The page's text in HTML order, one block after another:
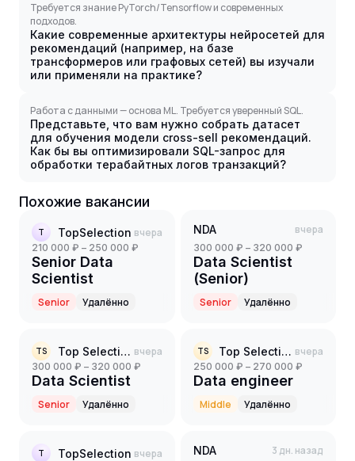
Требуется знание PyTorch/Tensorflow и современных
подходов.
Какие современные архитектуры нейросетей для
рекомендаций (например, на базе
трансформеров или графовых сетей) вы изучали
или применяли на практике?
Работа с данными — основа ML. Требуется уверенный SQL.
Представьте, что вам нужно собрать датасет
для обучения модели cross-sell рекомендаций.
Как бы вы оптимизировали SQL-запрос для
обработки терабайтных логов транзакций?
Похожие вакансии
T TopSelection вчера
210 000 ₽ – 250 000 ₽
Senior Data
Scientist
Senior Удалённо
NDA вчера
300 000 ₽ – 320 000 ₽
Data Scientist
(Senior)
Senior Удалённо
TS Top Selection вчера
300 000 ₽ – 320 000 ₽
Data Scientist
Senior Удалённо
TS Top Selection вчера
250 000 ₽ – 270 000 ₽
Data engineer
Middle Удалённо
T TopSelection вчера NDA 3 дн. назад